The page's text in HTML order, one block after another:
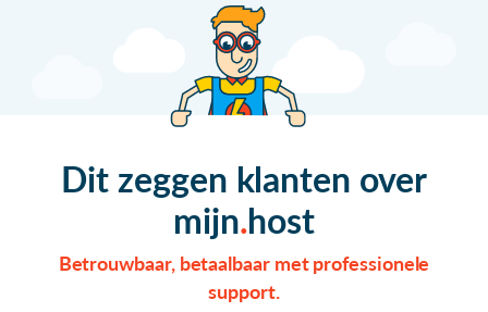
Dit zeggen klanten over
mijn host
Betrouwbaar, betaalbaar met professionele
support.